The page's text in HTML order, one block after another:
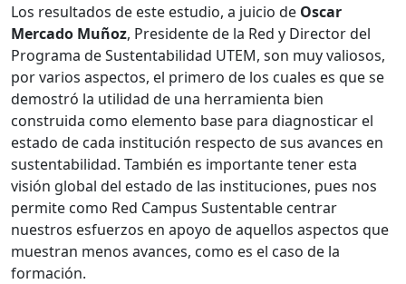
Los resultados de este estudio, a juicio de Oscar
Mercado Muñoz, Presidente de la Red y Director del
Programa de Sustentabilidad UTEM, son muy valiosos,
por varios aspectos, el primero de los cuales es que se
demostró la utilidad de una herramienta bien
construida como elemento base para diagnosticar el
estado de cada institución respecto de sus avances en
sustentabilidad. También es importante tener esta
visión global del estado de las instituciones, pues nos
permite como Red Campus Sustentable centrar
nuestros esfuerzos en apoyo de aquellos aspectos que
muestran menos avances, como es el caso de la
formación.